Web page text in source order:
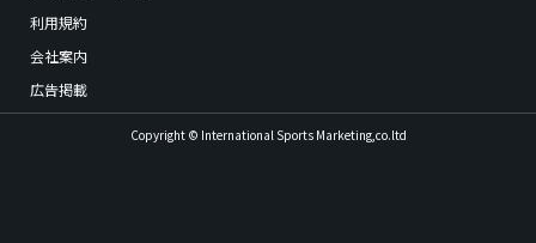
利用規約
会社案内
広告掲載
Copyright © International Sports Marketing,co.ltd